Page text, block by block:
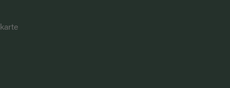
karte